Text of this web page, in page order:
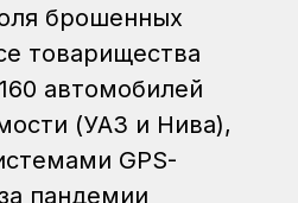
брошенных
товарищества
автомобилей
(УАЗ и Нива),
GPS-
пандемии